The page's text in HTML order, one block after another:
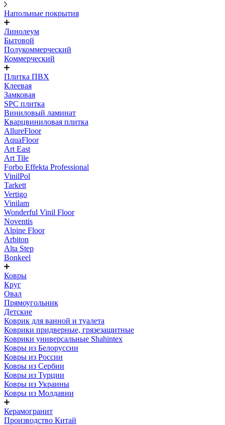
Напольные покрытия
Линолеум
Бытовой
Полукоммерческий
Коммерческий
Плитка ПВХ
Клеевая
Замковая
SPC плитка
Виниловый ламинат
Кварцвиниловая плитка
AllureFloor
AquaFloor
Art East
Art Tile
Forbo Effekta Professional
VinilPol
Tarkett
Vertigo
Vinilam
Wonderful Vinil Floor
Noventis
Alpine Floor
Arbiton
Alta Step
Bonkeel
Ковры
Круг
Овал
Прямоугольник
Детские
Коврик для ванной и туалета
Коврики придверные, грязезащитные
Коврики универсальные Shahintex
Ковры из Белоруссии
Ковры из России
Ковры из Сербии
Ковры из Турции
Ковры из Украины
Ковры из Молдавии
Керамогранит
Производство Китай